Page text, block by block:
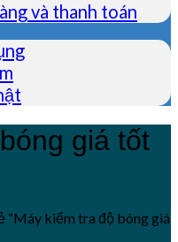
và thanh toán
giá tốt
“Máy kiểm tra độ bóng giá